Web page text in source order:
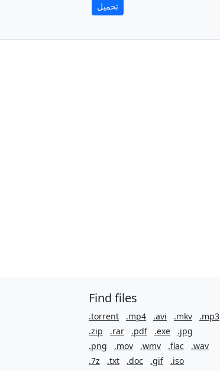
تحميل
Find files
.torrent .mp4 .avi .mkv
.mp3
.zip
.rar .pdf .exe
.jpg
.png
.mov .wmv .flac
.wav
.7z
.txt .doc .gif .iso